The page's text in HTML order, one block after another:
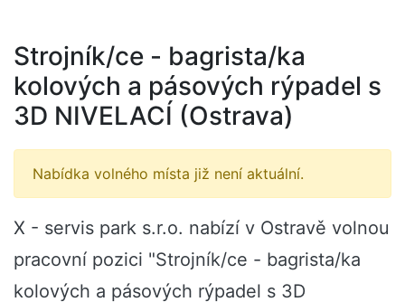
Strojník/ce - bagrista/ka
kolových a pásových rýpadel s
3D NIVELACÍ (Ostrava)
Nabídka volného místa již není aktuální.
X - servis park s.r.o. nabízí v Ostravě volnou
pracovní pozici "Strojník/ce - bagrista/ka
kolových a pásových rýpadel s 3D